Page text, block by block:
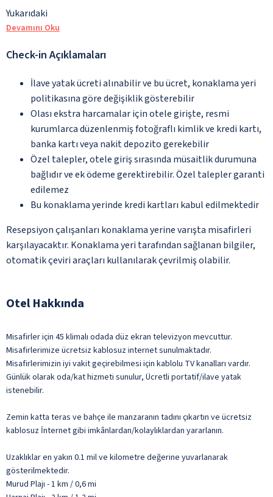
Yukarıdaki
Devamını Oku
Check-in Açıklamaları
İlave yatak ücreti alınabilir ve bu ücret, konaklama yeri
politikasına göre değişiklik gösterebilir
Olası ekstra harcamalar için otele girişte, resmi
kurumlarca düzenlenmiş fotoğraflı kimlik ve kredi kartı,
banka kartı veya nakit depozito gerekebilir
Özel talepler, otele giriş sırasında müsaitlik durumuna
bağlıdır ve ek ödeme gerektirebilir. Özel talepler garanti
edilemez
Bu konaklama yerinde kredi kartları kabul edilmektedir
Resepsiyon çalışanları konaklama yerine varışta misafirleri
karşılayacaktır. Konaklama yeri tarafından sağlanan bilgiler,
otomatik çeviri araçları kullanılarak çevrilmiş olabilir.
Otel Hakkında
Misafirler için 45 klimalı odada düz ekran televizyon mevcuttur.
Misafirlerimize ücretsiz kablosuz internet sunulmaktadır.
Misafirlerimizin iyi vakit geçirebilmesi için kablolu TV kanalları vardır.
Günlük olarak oda/kat hizmeti sunulur, Ücretli portatif/ilave yatak
istenebilir.
Zemin katta teras ve bahçe ile manzaranın tadını çıkartın ve ücretsiz
kablosuz İnternet gibi imkânlardan/kolaylıklardan yararlanın.
Uzaklıklar en yakın 0.1 mil ve kilometre değerine yuvarlanarak
gösterilmektedir.
Murud Plajı - 1 km / 0,6 mi